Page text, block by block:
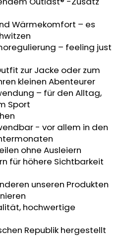
Wärmekomfort – es
– feeling just
zur Jacke oder zum
kleinen Abenteurer
– für den Alltag,
Sport
- vor allem in den
ohne Ausleiern
für höhere Sichtbarkeit
unseren Produkten
hochwertige
Republik hergestellt